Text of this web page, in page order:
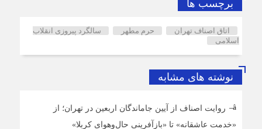
برچسب ها
اتاق اصناف تهران حرم مطهر
سالگرد پیروزی انقلاب
اسلامی
نوشته های مشابه
روایت اصناف از آیین جاماندگان اربعین در تهران؛ از
«خدمت عاشقانه» تا «بازآفرینی حال‌وهوای کربلا»